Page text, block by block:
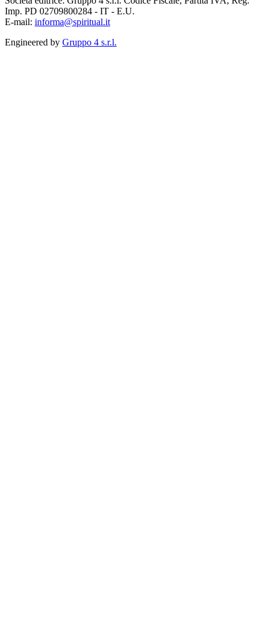
Imp. PD 02709800284 - IT - E.U.
E-mail: informa@spiritual.it
Engineered by Gruppo 4 s.r.l.